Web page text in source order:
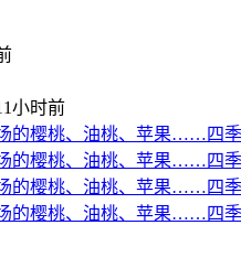
小时前
的樱桃、油桃、苹果……四
的樱桃、油桃、苹果……四
的樱桃、油桃、苹果……四
的樱桃、油桃、苹果……四